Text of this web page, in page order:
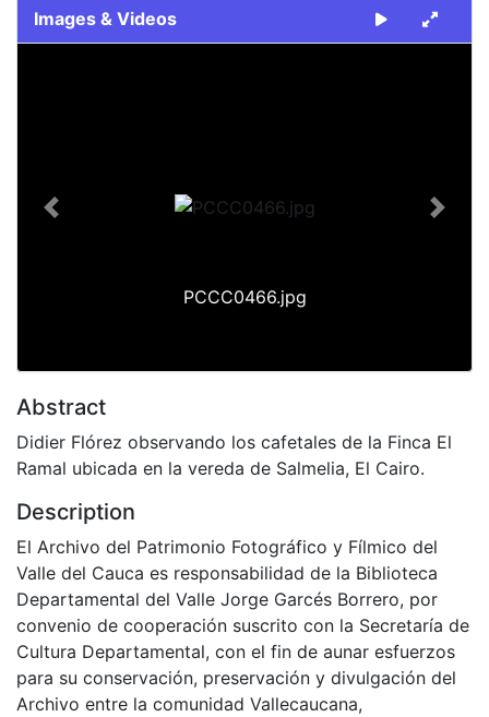
Images & Videos
PCCC0466.jpg
Previous Next
Abstract
Didier Flórez observando los cafetales de la Finca El
Ramal ubicada en la vereda de Salmelia, El Cairo.
Description
El Archivo del Patrimonio Fotográfico y Fílmico del
Valle del Cauca es responsabilidad de la Biblioteca
Departamental del Valle Jorge Garcés Borrero, por
convenio de cooperación suscrito con la Secretaría de
Cultura Departamental, con el fin de aunar esfuerzos
para su conservación, preservación y divulgación del
Archivo entre la comunidad Vallecaucana,